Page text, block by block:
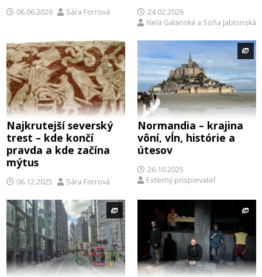
06.06.2026 Sára Forrová
24.02.2026
Nela Galanská a Soňa Jablonská
Najkrutejší severský
trest – kde končí
pravda a kde začína
mýtus
06.12.2025 Sára Forrová
Normandia – krajina
vôní, vĺn, histórie a
útesov
26.10.2025
Externý prispievateľ